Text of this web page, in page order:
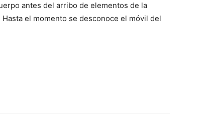
antes del arribo de elementos de la
el momento se desconoce el móvil del